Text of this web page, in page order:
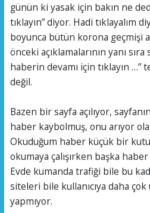
günün ki yasak için bakın ne
tıklayın” diyor. Hadi tıklayalım
boyunca bütün korona geçmişi
önceki açıklamalarının yanı
haberin devamı için tıklayın
değil.
Bazen bir sayfa açılıyor,
haber kaybolmuş, onu arıyor
Okuduğum haber küçük bir
okumaya çalışırken başka
Evde kumanda trafiği bile bu
siteleri bile kullanıcıya daha
yapmıyor.